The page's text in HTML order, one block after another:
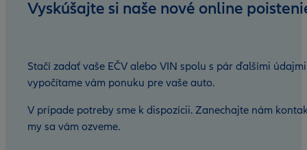
Vyskúšajte si naše nové online
Stačí zadať vaše EČV alebo VIN spolu s pár ďalšími
vypočítame vám ponuku pre vaše auto.
V prípade potreby sme k dispozícii. Zanechajte nám
my sa vám ozveme.